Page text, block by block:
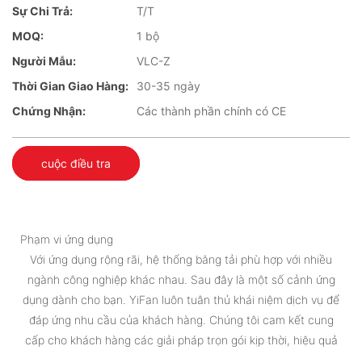
Sự Chi Trả:
T/T
MOQ:
1 bộ
Người Mẫu:
VLC-Z
Thời Gian Giao Hàng:
30-35 ngày
Chứng Nhận:
Các thành phần chính có CE
cuộc điều tra
Phạm vi ứng dụng
Với ứng dụng rộng rãi, hệ thống băng tải phù hợp với nhiều
ngành công nghiệp khác nhau. Sau đây là một số cảnh ứng
dụng dành cho bạn. YiFan luôn tuân thủ khái niệm dịch vụ để
đáp ứng nhu cầu của khách hàng. Chúng tôi cam kết cung
cấp cho khách hàng các giải pháp trọn gói kịp thời, hiệu quả